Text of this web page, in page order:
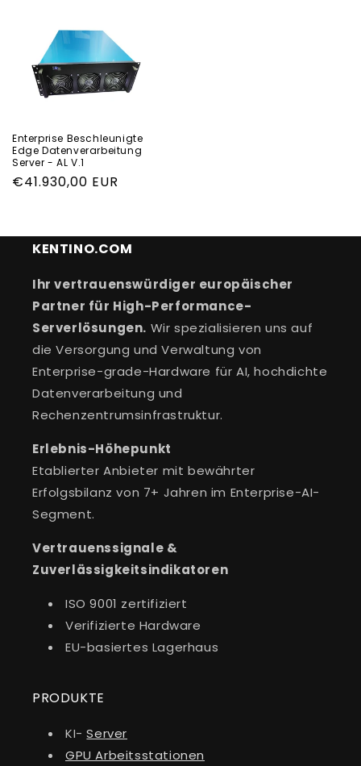
Enterprise Beschleunigte
Edge Datenverarbeitung
Server - AL V.1
Normaler
€41.930,00 EUR
KENTINO.COM
Ihr vertrauenswürdiger europäischer
Partner für High-Performance-
Serverlösungen. Wir spezialisieren uns auf
die Versorgung und Verwaltung von
Enterprise-grade-Hardware für AI, hochdichte
Datenverarbeitung und
Rechenzentrumsinfrastruktur.
Erlebnis-Höhepunkt
Etablierter Anbieter mit bewährter
Erfolgsbilanz von 7+ Jahren im Enterprise-AI-
Segment.
Vertrauenssignale &
Zuverlässigkeitsindikatoren
ISO 9001 zertifiziert
Verifizierte Hardware
EU-basiertes Lagerhaus
PRODUKTE
KI-Server
GPU Arbeitsstationen